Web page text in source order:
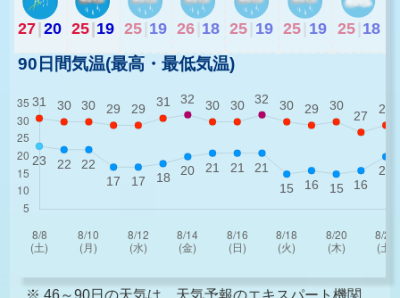
27|20 25|19 25 19 26 18 25 19 25 19 25 18
90日間気温(最高・最低気温)